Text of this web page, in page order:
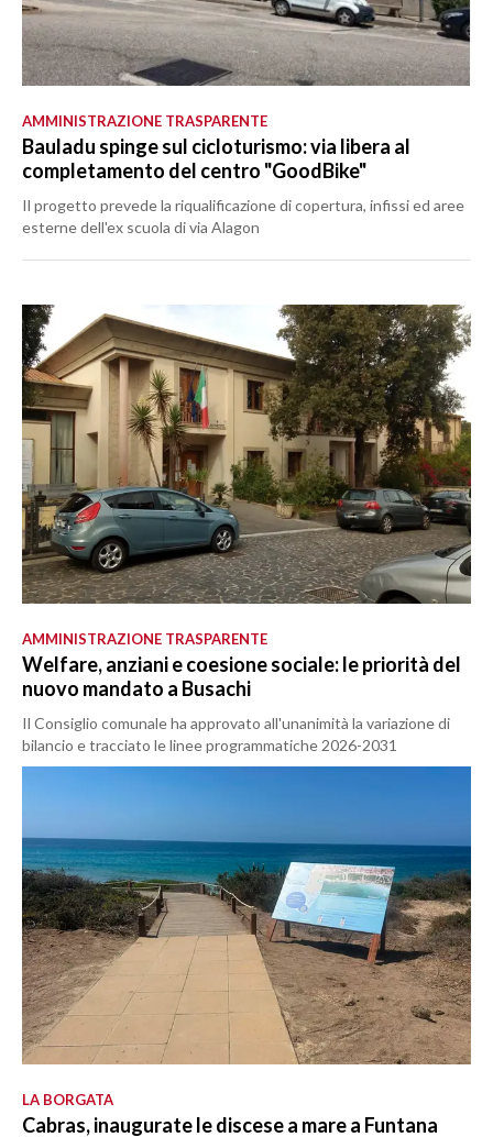
AMMINISTRAZIONE TRASPARENTE
Bauladu spinge sul cicloturismo: via libera al
completamento del centro "GoodBike"
Il progetto prevede la riqualificazione di copertura, infissi ed aree
esterne dell'ex scuola di via Alagon
AMMINISTRAZIONE TRASPARENTE
Welfare, anziani e coesione sociale: le priorità del
nuovo mandato a Busachi
Il Consiglio comunale ha approvato all'unanimità la variazione di
bilancio e tracciato le linee programmatiche 2026-2031
LA BORGATA
Cabras, inaugurate le discese a mare a Funtana